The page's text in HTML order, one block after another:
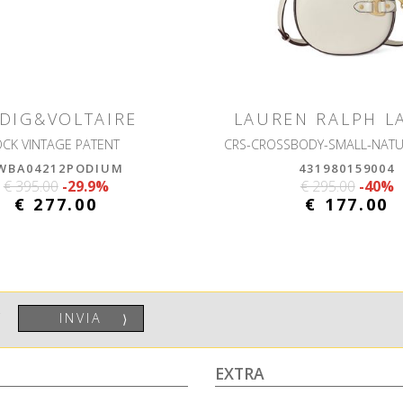
VINTAGE PATENT
€ 395.00 -29.9%
€ 277.00
LAUREN RALPH
431980159004
€ 295.00 -40%
€ 177.00
INVIA ⟩
EXTRA